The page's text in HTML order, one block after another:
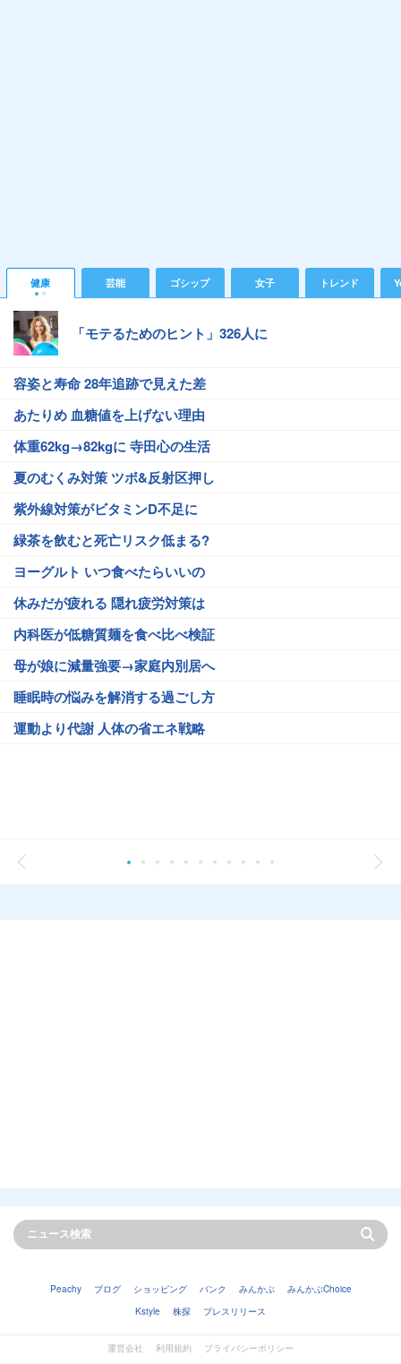
健康 芸能 ゴシップ 女子 トレンド
「モテるためのヒント」326人に
容姿と寿命 28年追跡で見えた差
あたりめ 血糖値を上げない理由
体重62kg→82kgに 寺田心の生活
夏のむくみ対策 ツボ&反射区押し
紫外線対策がビタミンD不足に
緑茶を飲むと死亡リスク低まる?
ヨーグルト いつ食べたらいいの
休みだが疲れる 隠れ疲労対策は
内科医が低糖質麺を食べ比べ検証
母が娘に減量強要→家庭内別居へ
睡眠時の悩みを解消する過ごし方
運動より代謝 人体の省エネ戦略
Peachy ブログ ショッピング バンク みんかぶ
みんかぶChoice
Kstyle
株探 プレスリリース
運営会社 利用規約
プライバシーポリシー